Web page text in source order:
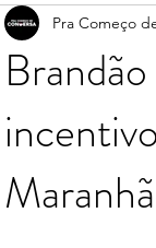
Pra Começo